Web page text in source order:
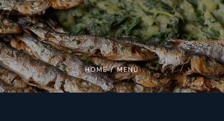
HOME / MENÙ